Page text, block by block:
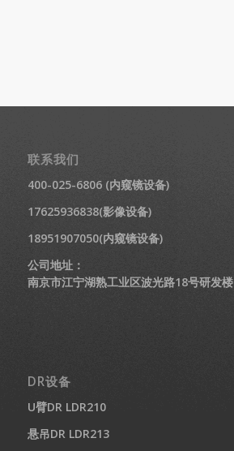
联系我们
400-025-6806 (内窥镜设备)
17625936838(影像设备)
18951907050(内窥镜设备)
公司地址：
南京市江宁湖熟工业区波光路18号研发楼
DR设备
U臂DR LDR210
悬吊DR LDR213